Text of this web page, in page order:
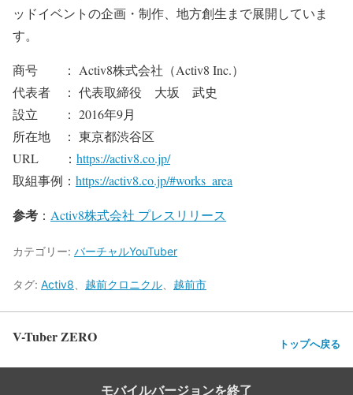
ッドイベントの企画・制作、地方創生まで展開していま
す。
商号 ： Activ8株式会社（Activ8 Inc.）
代表者 ： 代表取締役 大坂 武史
設立 ： 2016年9月
所在地 ： 東京都渋谷区
URL ： https://activ8.co.jp/
取組事例： https://activ8.co.jp/#works_area
参考 ： Activ8株式会社 プレスリリース
カテゴリー: バーチャルYouTuber
タグ: Activ8 越前クロニクル 越前市
V-Tuber ZERO トップへ戻る
モバイルバージョンを終了